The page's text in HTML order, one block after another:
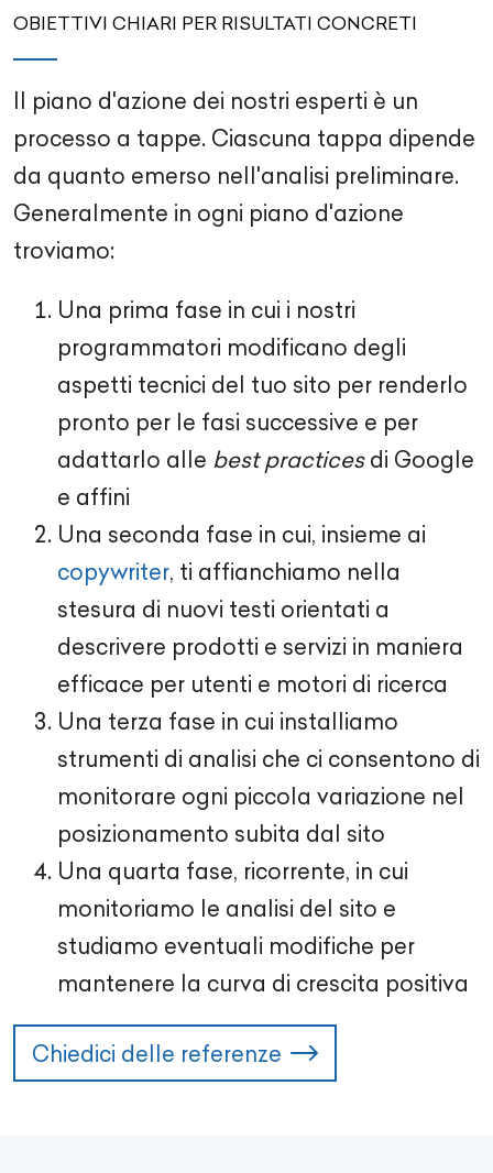
OBIETTIVI CHIARI PER RISULTATI CONCRETI
Il piano d'azione dei nostri esperti è un
processo a tappe. Ciascuna tappa dipende
da quanto emerso nell'analisi preliminare.
Generalmente in ogni piano d'azione
troviamo:
Una prima fase in cui i nostri
programmatori modificano degli
aspetti tecnici del tuo sito per renderlo
pronto per le fasi successive e per
adattarlo alle best practicesdi Google
e affini
Una seconda fase in cui, insieme ai
copywriter, ti affianchiamo nella
stesura di nuovi testi orientati a
descrivere prodotti e servizi in maniera
efficace per utenti e motori di ricerca
Una terza fase in cui installiamo
strumenti di analisi che ci consentono di
monitorare ogni piccola variazione nel
posizionamento subita dal sito
Una quarta fase, ricorrente, in cui
monitoriamo le analisi del sito e
studiamo eventuali modifiche per
mantenere la curva di crescita positiva
Chiedici delle referenze